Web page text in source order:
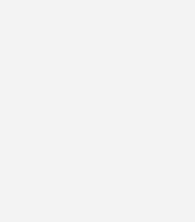
dem ERE
von uns
gebündelt und